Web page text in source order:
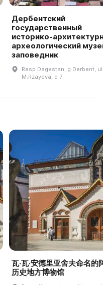
Дербентский
государственный
историко-
археологический
заповедник
Resp Dagestan, g Derbent, ul
M.Rzayeva, d 7
瓦·瓦·安德里亚舍夫命名的
历史地方博物馆